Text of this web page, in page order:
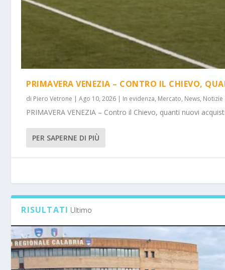
PRIMAVERA VENEZIA – CONTRO IL CHIEVO,
di Piero Vetrone |Ago 10, 2026 | In evidenza, Mercato, News, Notizie
PRIMAVERA VENEZIA – Contro il Chievo, quanti nuovi
PER SAPERNE DI PIÙ
RISULTATI Ultimo